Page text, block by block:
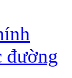
đường